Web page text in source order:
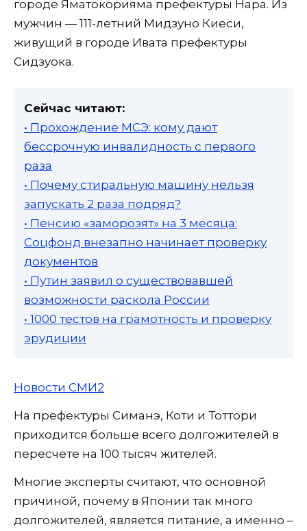
городе Яматокорияма префектуры Нара. Из
мужчин — 111-летний Мидзуно Киеси,
живущий в городе Ивата префектуры
Сидзуока.
Сейчас читают:
• Прохождение МСЭ: кому дают
бессрочную инвалидность с первого
раза
• Почему стиральную машину нельзя
запускать 2 раза подряд?
• Пенсию «заморозят» на 3 месяца:
Соцфонд внезапно начинает проверку
документов
• Путин заявил о существовавшей
возможности раскола России
• 1000 тестов на грамотность и проверку
эрудиции
Новости СМИ2
На префектуры Симанэ, Коти и Тоттори
приходится больше всего долгожителей в
пересчете на 100 тысяч жителей.
Многие эксперты считают, что основной
причиной, почему в Японии так много
долгожителей, является питание, а именно –